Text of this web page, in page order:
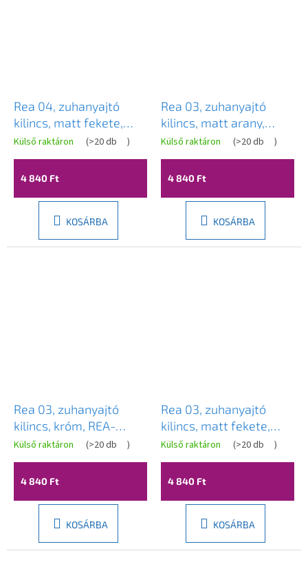
Rea 04, zuhanyajtó
kilincs, matt fekete,
REA-03709
Külső raktáron (>20 db )
4 840 Ft
KOSÁRBA
Rea 03, zuhanyajtó
kilincs, matt arany,
REA-03707
Külső raktáron (>20 db )
4 840 Ft
KOSÁRBA
Rea 03, zuhanyajtó
kilincs, króm, REA-
03708
Külső raktáron (>20 db )
4 840 Ft
KOSÁRBA
Rea 03, zuhanyajtó
kilincs, matt fekete,
REA-03706
Külső raktáron (>20 db )
4 840 Ft
KOSÁRBA